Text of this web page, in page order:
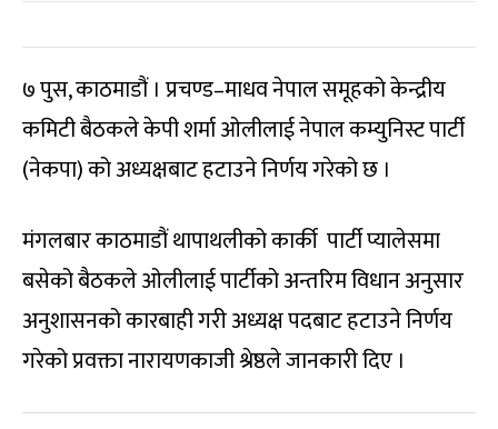
७ पुस, काठमाडौं । प्रचण्ड–माधव नेपाल समूहको केन्द्रीय
कमिटी बैठकले केपी शर्मा ओलीलाई नेपाल कम्युनिस्ट पार्टी
(नेकपा) को अध्यक्षबाट हटाउने निर्णय गरेको छ ।
मंगलबार काठमाडौं थापाथलीको कार्की पार्टी प्यालेसमा
बसेको बैठकले ओलीलाई पार्टीको अन्तरिम विधान अनुसार
अनुशासनको कारबाही गरी अध्यक्ष पदबाट हटाउने निर्णय
गरेको प्रवक्ता नारायणकाजी श्रेष्ठले जानकारी दिए ।